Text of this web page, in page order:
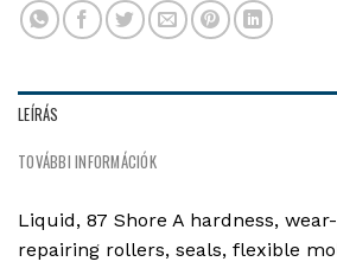
LEÍRÁS
TOVÁBBI INFORMÁCIÓK
Liquid, 87 Shore A hardness,
repairing rollers, seals, flexible